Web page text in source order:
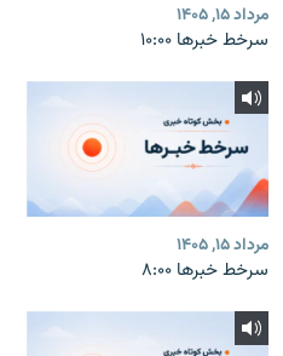
مرداد ۱۵, ۱۴۰۵
سرخط خبرها ۱۰:۰۰
مرداد ۱۵, ۱۴۰۵
سرخط خبرها ۸:۰۰